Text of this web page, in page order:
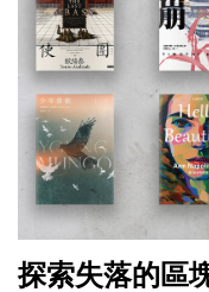
探索失落的區